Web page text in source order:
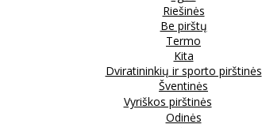
Riešinės
Be pirštų
Termo
Kita
Dviratininkių ir sporto pirštinės
Šventinės
Vyriškos pirštinės
Odinės